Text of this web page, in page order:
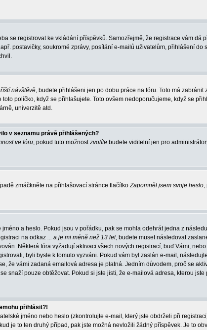
se registrovat ke vkládání příspěvků. Samozřejmě, že registrace vám dá
postavičky, soukromé zprávy, posílání e-mailů uživatelům, přihlášení do
návštěvě, budete přihlášeni jen po dobu práce na fóru. Toto má zabránit
políčko, když se přihlašujete. Toto ovšem nedoporučujeme, když se
univerzitě atd.
v seznamu právě přihlášených?
ve fóru, pokud tuto možnostzvolíte budete viditelní jen pro
zmáčkněte na přihlašovací stránce tlačítkoZapomněl jsem svoje heslo,
a heslo. Pokud jsou v pořádku, pak se mohla odehrát jedna z
na odkaz ... a je mi méně než 13 let, budete muset následovat
Některá fóra vyžadují aktivaci všech nových registrací, buď Vámi,
byli byste k tomuto vyzváni. Pokud vám byl zaslán e-mail,
že vámi zadaná emailová adresa je platná. Jedním důvodem, proč se
snaží pouze obtěžovat. Pokud si jste jisti, že e-mailová adresa, kterou
přihlásit?!
jméno nebo heslo (zkontrolujte e-mail, který jste obdrželi při
je to ten druhý případ, pak jste možná nevložili žádný příspěvek. Je to